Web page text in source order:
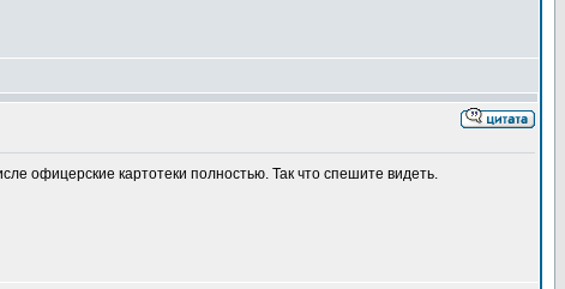
офицерские картотеки полностью. Так что спешите видеть.